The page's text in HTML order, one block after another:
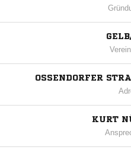
OSSENDORFER
KURT